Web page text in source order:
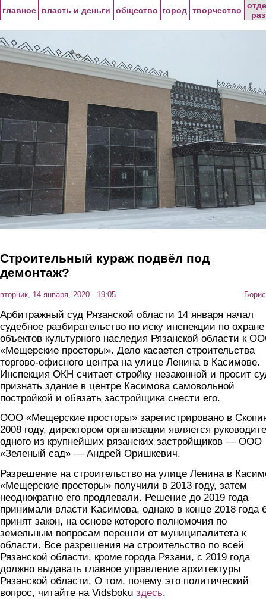
главное власть и деньги общество город творчество
Строительный кураж подвёл под
демонтаж?
вторник, 14 января, 2020 - 19:05
Арбитражный суд Рязанской области 14 января начал
судебное разбирательство по иску инспекции по охране
объектов культурного наследия Рязанской области к
«Мещерские просторы». Дело касается строительства
торгово-офисного центра на улице Ленина в Касимове.
Инспекция ОКН считает стройку незаконной и просит
признать здание в центре Касимова самовольной
постройкой и обязать застройщика снести его.
ООО «Мещерские просторы» зарегистрировано в
2008 году, директором организации является
одного из крупнейших рязанских застройщиков — ООО
«Зеленый сад» — Андрей Оришкевич.
Разрешение на строительство на улице Ленина в
«Мещерские просторы» получили в 2013 году, затем
неоднократно его продлевали. Решение до 2019 года
принимали власти Касимова, однако в конце 2018 года
принят закон, на основе которого полномочия по
земельным вопросам перешли от муниципалитета к
области. Все разрешения на строительство по всей
Рязанской области, кроме города Рязани, с 2019 года
должно выдавать главное управление архитектуры
Рязанской области. О том, почему это политический
вопрос, читайте на Vidsboku здесь.